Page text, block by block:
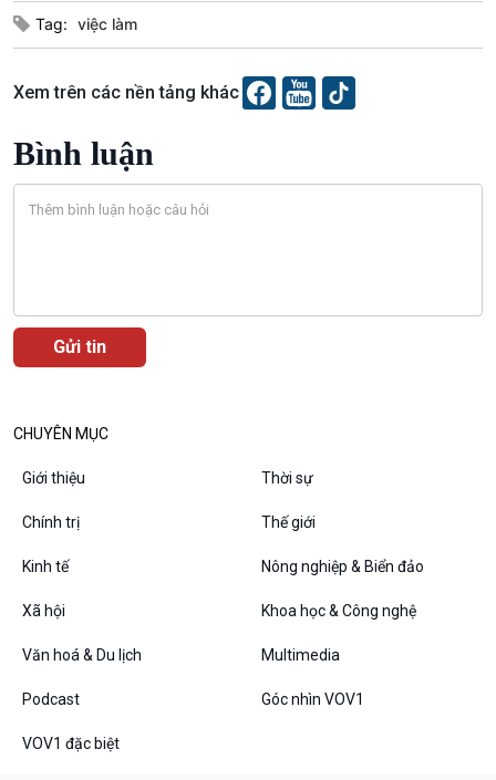
Tin Văn hoá & Du lịch
Chát với người nổi tiếng
Multimedia
10 phút Sự kiện - Luận bàn
Dòng chảy sự kiện
Diễn đàn chủ nhật
Chuyện đêm
Tag: việc làm
Xem trên các nền tảng khác
Bình luận
CHUYÊN MỤC
Giới thiệu Thời sự
Chính trị Thế giới
Kinh tế Nông nghiệp & Biển đảo
Xã hội Khoa học & Công nghệ
Văn hoá & Du lịch Multimedia
Podcast Góc nhìn VOV1
VOV1 đặc biệt